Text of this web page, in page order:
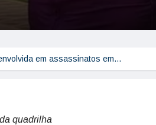
em assassinatos em…
quadrilha